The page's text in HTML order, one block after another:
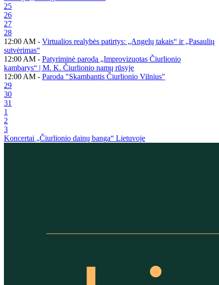
25
26
27
28
12:00 AM - Virtualios realybės patirtys: „Angelų takais“ ir „Pasaulių
sutvėrimas“
12:00 AM - Patyriminė paroda „Improvizuotas Čiurlionio
kambarys“ | M. K. Čiurlionio namų rūsyje
12:00 AM - Paroda "Skambantis Čiurlionio Vilnius"
29
30
31
1
2
3
Koncertai „Čiurlionio dainų banga“ Lietuvoje